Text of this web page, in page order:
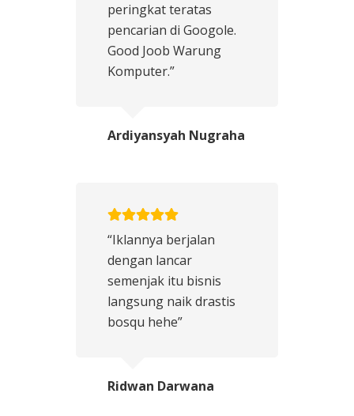
peringkat teratas
pencarian di Googole.
Good Joob Warung
Komputer.”
Ardiyansyah Nugraha
“Iklannya berjalan
dengan lancar
semenjak itu bisnis
langsung naik drastis
bosqu hehe”
Ridwan Darwana